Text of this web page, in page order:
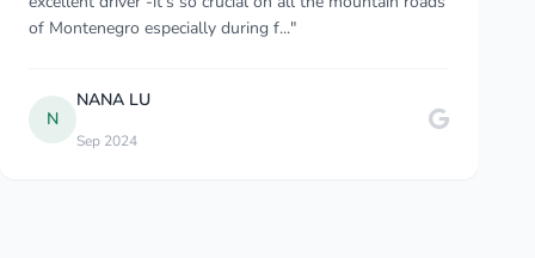
comfortable the whole time. As a solo female traveler..."
M
Myriam W
Dec 2024